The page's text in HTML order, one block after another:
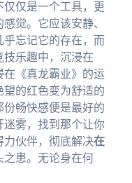
仅是一个工具，更
觉。它应该安静、
忘记它的存在，而
技乐趣中，沉浸在
在《真龙霸业》的运
的红色变为舒适的
畅快感便是最好的
迷雾，找到那个让你
力伙伴，彻底解决在
之患。无论身在何